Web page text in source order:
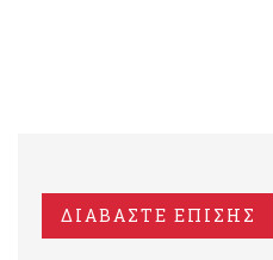
ΔΙΑΒΑΣΤΕ ΕΠΙΣΗΣ